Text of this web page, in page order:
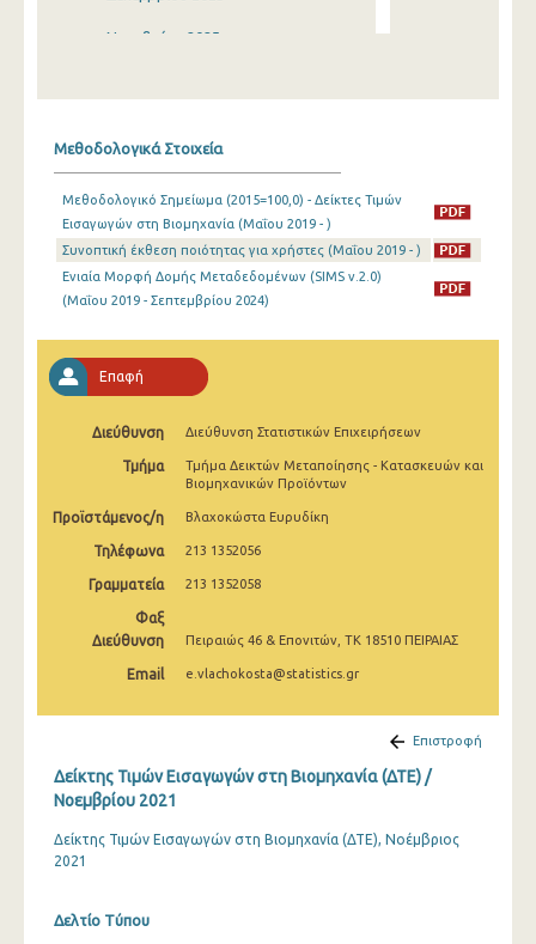
Νοεμβρίου 2025
Ιουλίου 2025
Ιουνίου 2025
Μαΐου 2025
Απριλίου 2025
Μαρτίου 2025
Φεβρουαρίου 2025
Ιανουαρίου 2025
Δεκεμβρίου 2024
Νοεμβρίου 2024
Οκτωβρίου 2024
Σεπτεμβρίου 2024
Αυγούστου 2024
Ιουνίου 2024
Μεθοδολογικά Στοιχεία
Μεθοδολογικό Σημείωμα (2015=100,0) - Δείκτες Τιμών
Εισαγωγών στη Βιομηχανία (Μαΐου 2019 - )
Συνοπτική έκθεση ποιότητας για χρήστες (Μαΐου 2019 - )
Ενιαία Μορφή Δομής Μεταδεδομένων (SIMS v.2.0)
(Μαΐου 2019 - Σεπτεμβρίου 2024)
Επαφή
Διεύθυνση Διεύθυνση Στατιστικών Επιχειρήσεων
Τμήμα
Τμήμα Δεικτών Μεταποίησης - Κατασκευών και
Βιομηχανικών Προϊόντων
Προϊστάμενος/η Βλαχοκώστα Ευρυδίκη
Τηλέφωνα 213 1352056
Γραμματεία 213 1352058
Φαξ
Διεύθυνση
Πειραιώς 46 & Επονιτών, ΤΚ 18510 ΠΕΙΡΑΙΑΣ
Email e.vlachokosta@statistics.gr
Επιστροφή
Δείκτης Τιμών Εισαγωγών στη Βιομηχανία (ΔΤΕ) /
Νοεμβρίου 2021
Δείκτης Τιμών Εισαγωγών στη Βιομηχανία (ΔΤΕ), Νοέμβριος
2021
Δελτίο Τύπου